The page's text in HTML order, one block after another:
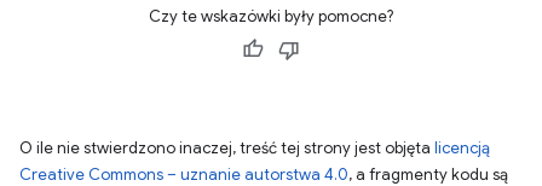
Czy te wskazówki były pomocne?
O ile nie stwierdzono inaczej, treść tej strony jest objęta licencją
Creative Commons – uznanie autorstwa 4.0, a fragmenty kodu są